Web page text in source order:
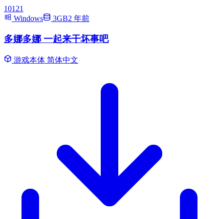
10121
Windows
3GB2 年前
多娜多娜 一起来干坏事吧
游戏本体 简体中文